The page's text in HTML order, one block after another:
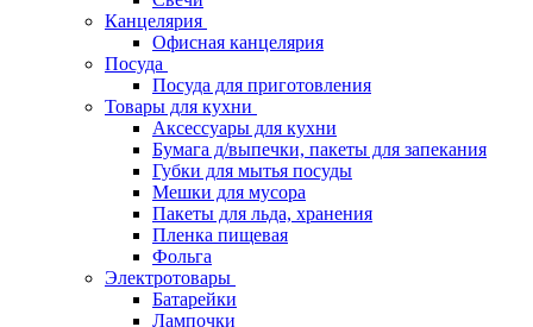
Канцелярия
Офисная канцелярия
Посуда
Посуда для приготовления
Товары для кухни
Аксессуары для кухни
Бумага д/выпечки, пакеты для запекания
Губки для мытья посуды
Мешки для мусора
Пакеты для льда, хранения
Пленка пищевая
Фольга
Электротовары
Батарейки
Лампочки